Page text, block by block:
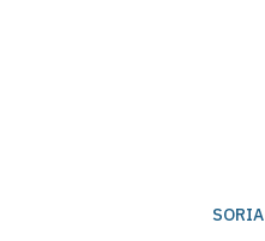
SORIA